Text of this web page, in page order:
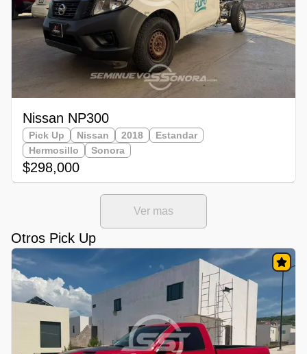
Nissan NP300
Pick Up Nissan 2018
Estandar
Hermosillo
Sonora
$298,000
Ver mas
Otros Pick Up